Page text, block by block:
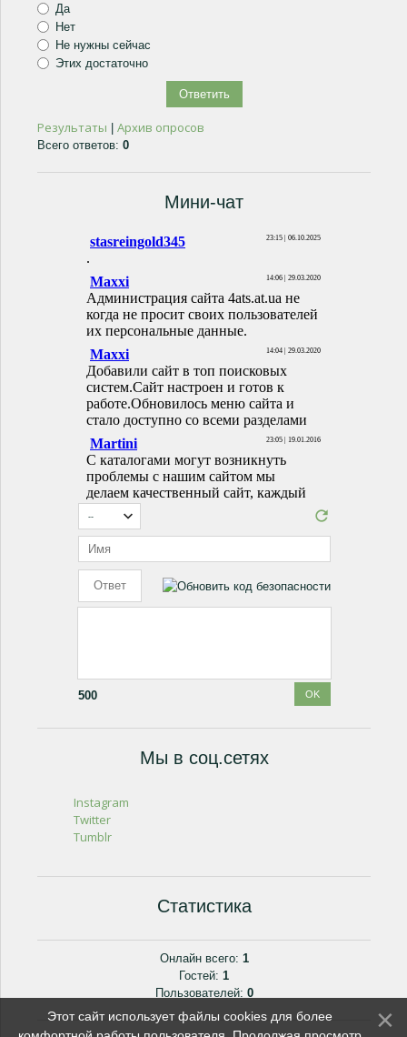
Да
Нет
Не нужны сейчас
Этих достаточно
Результаты Архив опросов
Всего ответов: 0
Мини-чат
500
Мы в соц.сетях
Instagram
Twitter
Tumblr
Статистика
Онлайн всего: 1
Гостей: 1
Пользователей: 0
Этот сайт использует файлы cookies для более